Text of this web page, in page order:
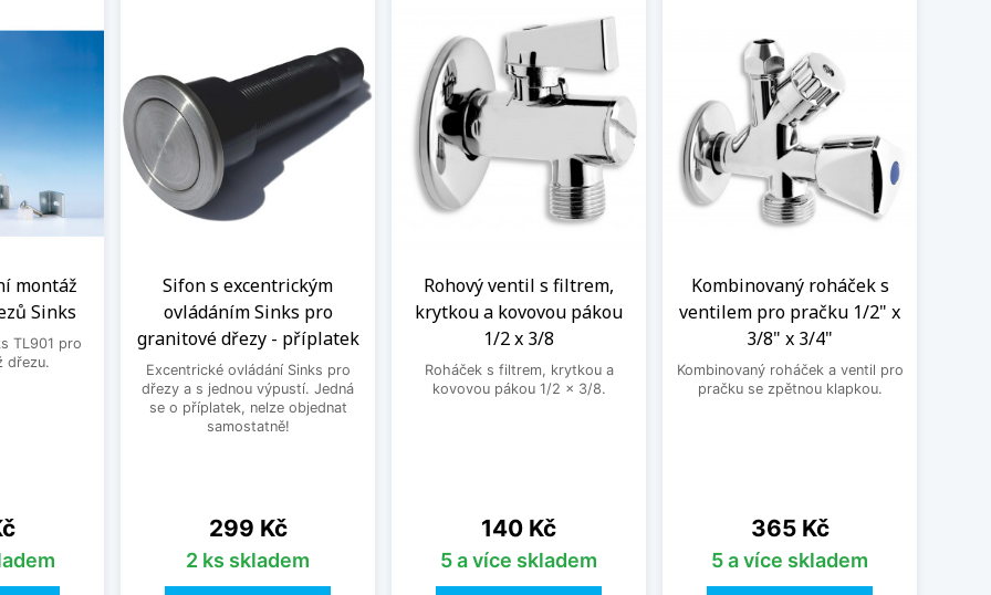
montáž
Sinks
TL901 pro
dřezu.
Sifon s excentrickým
ovládáním Sinks pro
granitové dřezy - příplatek
Excentrické ovládání Sinks pro
dřezy a s jednou výpustí. Jedná
se o příplatek, nelze objednat
samostatně!
Cena
299 Kč
2 ks skladem
Rohový ventil s filtrem,
krytkou a kovovou pákou
1/2 x 3/8
Roháček s filtrem, krytkou a
kovovou pákou 1/2 x 3/8.
Cena
140 Kč
5 a více skladem
Kombinovaný roháček s
ventilem pro pračku 1/2" x
3/8" x 3/4"
Kombinovaný roháček a ventil pro
pračku se zpětnou klapkou.
Cena
365 Kč
5 a více skladem